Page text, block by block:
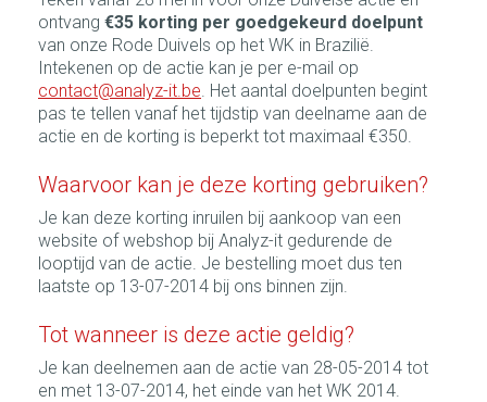
ontvang €35 korting per goedgekeurd doelpunt
van onze Rode Duivels op het WK in Brazilië.
Intekenen op de actie kan je per e-mail op
contact@analyz-it.be. Het aantal doelpunten begint
pas te tellen vanaf het tijdstip van deelname aan de
actie en de korting is beperkt tot maximaal €350.
Waarvoor kan je deze korting gebruiken?
Je kan deze korting inruilen bij aankoop van een
website of webshop bij Analyz-it gedurende de
looptijd van de actie. Je bestelling moet dus ten
laatste op 13-07-2014 bij ons binnen zijn.
Tot wanneer is deze actie geldig?
Je kan deelnemen aan de actie van 28-05-2014 tot
en met 13-07-2014, het einde van het WK 2014.